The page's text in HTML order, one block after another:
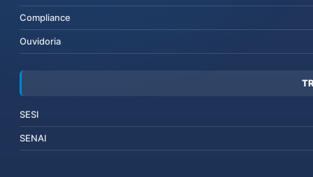
Compliance
Ouvidoria
SESI
SENAI